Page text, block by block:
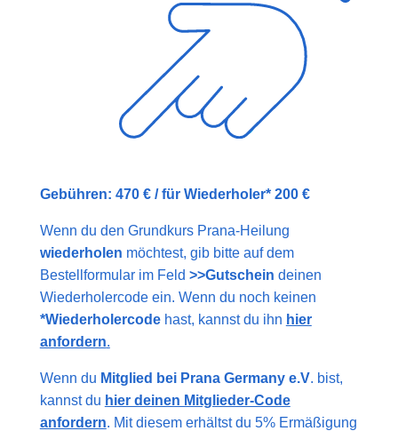
Gebühren: 470 € / für Wiederholer* 200 €
Wenn du den Grundkurs Prana-Heilung
wiederholen möchtest, gib bitte auf dem
Bestellformular im Feld >>Gutschein deinen
Wiederholercode ein. Wenn du noch keinen
*Wiederholercodehast, kannst du ihn hier
anfordern.
Wenn du Mitglied bei Prana Germany e.V. bist,
kannst du hier deinen Mitglieder-Code
anfordern. Mit diesem erhältst du 5% Ermäßigung